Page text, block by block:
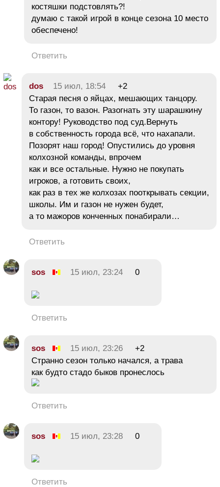
костяшки подстовлять?!
думаю с такой игрой в конце сезона 10 место
обеспечено!
Ответить
dos 15 июл, 18:54
+2
Старая песня о яйцах, мешающих танцору.
То газон, то вазон. Разогнать эту шарашкину
контору! Руководство под суд.Вернуть
в собственность города всё, что нахапали.
Позорят наш город! Опустились до уровня
колхозной команды, впрочем
как и все остальные. Нужно не покупать
игроков, а готовить своих,
как раз в тех же колхозах пооткрывать секции,
школы. Им и газон не нужен будет,
а то мажоров конченных понабирали…
Ответить
sos 15 июл, 23:24 0
Ответить
sos 15 июл, 23:26
+2
Странно сезон только начался, а трава
как будто стадо быков пронеслось
Ответить
sos 15 июл, 23:28 0
Ответить